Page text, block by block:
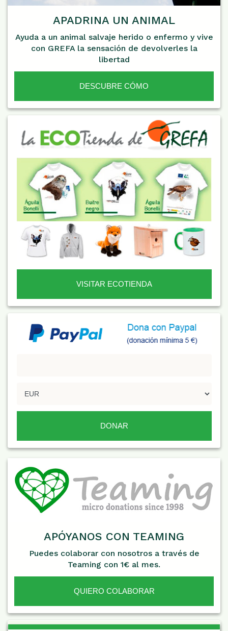
APADRINA UN ANIMAL
Ayuda a un animal salvaje herido o enfermo y vive
con GREFA la sensación de devolverles la
libertad
DESCUBRE CÓMO
VISITAR ECOTIENDA
APÓYANOS CON TEAMING
Puedes colaborar con nosotros a través de
Teaming con 1€ al mes.
QUIERO COLABORAR